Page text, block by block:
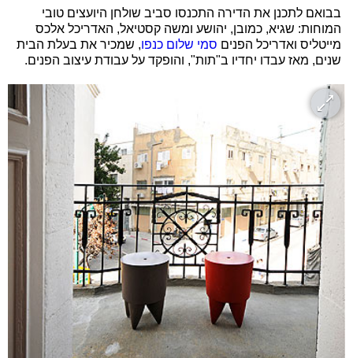
בבואם לתכנן את הדירה התכנסו סביב שולחן היועצים טובי
המוחות: שגיא, כמובן, יהושע ומשה קסטיאל, האדריכל אלכס
מייטליס ואדריכל הפנים סמי שלום כנפו, שמכיר את בעלת הבית
שנים, מאז עבדו יחדיו ב"תות", והופקד על עבודת עיצוב הפנים.